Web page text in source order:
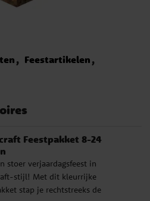
Feestartikelen
Feestpakket 8-24
stoer verjaardagsfeest in
stijl! Met dit kleurrijke
stap je rechtstreeks de